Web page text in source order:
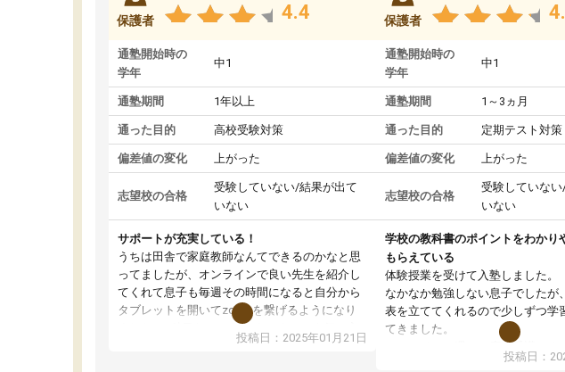
保護者 4.4
通塾開始時の
学年
中1
通塾期間 1年以上
通った目的 高校受験対策
偏差値の変化 上がった
志望校の合格
受験していない/結果が出て
いない
サポートが充実している！
うちは田舎で家庭教師なんてできるのかなと思
ってましたが、オンラインで良い先生を紹介し
てくれて息子も毎週その時間になると自分から
タブレットを開いてzoomを繋げるようになり
ました！5科目なんでもOKなのもとても気に入
投稿日：2025年01月21日
保護者
通塾開始時の
学年
中1
通塾期間 1～3ヵ月
通った目的 定期テスト対策
偏差値の変化 上がった
志望校の合格
受験していな
いない
学校の教科書のポイントをわかり
もらえている
体験授業を受けて入塾しました。
なかなか勉強しない息子でしたが
表を立ててくれるので少しずつ学
てきました。
オンラインで週に一度の受講です
い日も予定表に基づいて勉強した
投稿日：